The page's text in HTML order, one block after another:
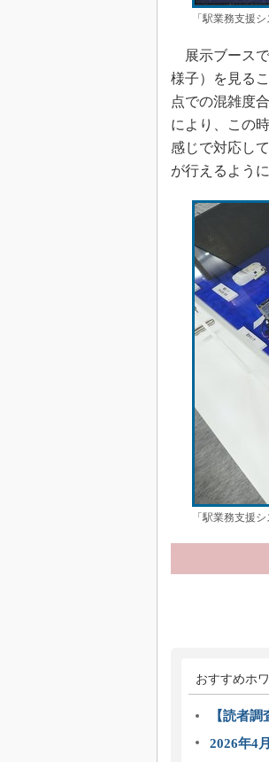
「駅業務支援
展示ブースで
様子）を見る
点での混雑度
により、この
感じで対応し
が行えるよう
「駅業務支援
おすすめホ
【読者
2026年4